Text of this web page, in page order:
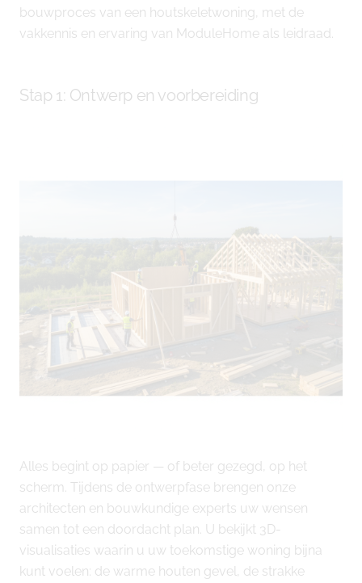
bouwproces van een houtskeletwoning, met de
vakkennis en ervaring van ModuleHome als leidraad.
Stap 1: Ontwerp en voorbereiding
Alles begint op papier — of beter gezegd, op het
scherm. Tijdens de ontwerpfase brengen onze
architecten en bouwkundige experts uw wensen
samen tot een doordacht plan. U bekijkt 3D-
visualisaties waarin u uw toekomstige woning bijna
kunt voelen: de warme houten gevel, de strakke